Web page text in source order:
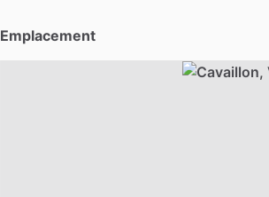
Emplacement